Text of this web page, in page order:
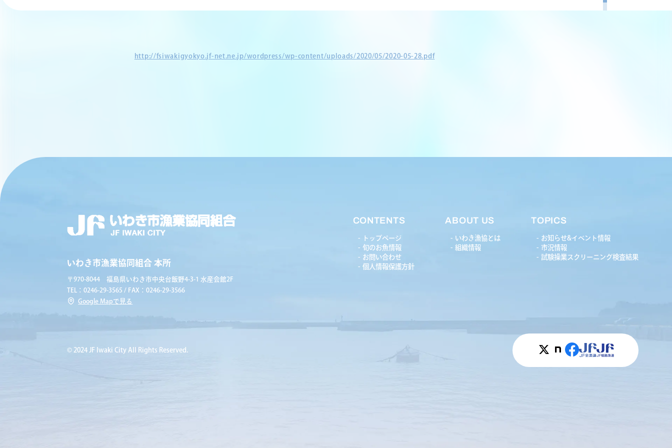
http://fsiwakigyokyo.jf-net.ne.jp/wordpress/wp-content/uploads/2020/05/2020-05-28.pdf
いわき市漁業協同組合 本所
〒970-8044 福島県いわき市中央台飯野4-3-1 水産会館2F
TEL：0246-29-3565 / FAX：0246-29-3566
Google Mapで見る
CONTENTS
トップページ
旬のお魚情報
お問い合わせ
個人情報保護方針
ABOUT US
いわき漁協とは
組織情報
TOPICS
お知らせ&イベント情報
市況情報
試験操業スクリーニング検査結果
© 2024 JF Iwaki City All Rights Reserved.